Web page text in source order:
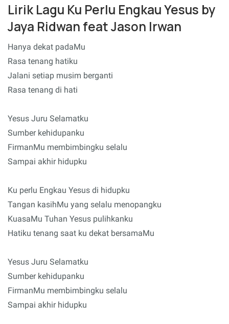
Lirik Lagu Ku Perlu Engkau Yesus by
Jaya Ridwan feat Jason Irwan
Hanya dekat padaMu
Rasa tenang hatiku
Jalani setiap musim berganti
Rasa tenang di hati
Yesus Juru Selamatku
Sumber kehidupanku
FirmanMu membimbingku selalu
Sampai akhir hidupku
Ku perlu Engkau Yesus di hidupku
Tangan kasihMu yang selalu menopangku
KuasaMu Tuhan Yesus pulihkanku
Hatiku tenang saat ku dekat bersamaMu
Yesus Juru Selamatku
Sumber kehidupanku
FirmanMu membimbingku selalu
Sampai akhir hidupku